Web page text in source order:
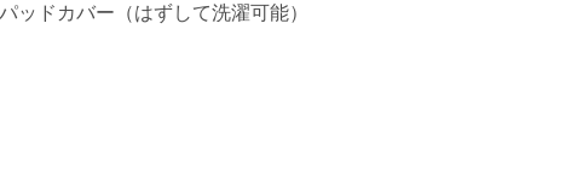
ッドカバー（はずして洗濯可能）